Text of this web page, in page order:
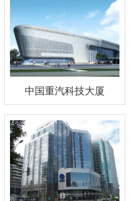
中国重汽科技大厦